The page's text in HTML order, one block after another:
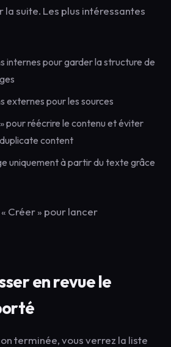
suite. Les plus intéressantes
internes pour garder la structure de
externes pour les sources
pour réécrire le contenu et éviter
content
uniquement à partir du texte grâce
Créer » pour lancer
en revue le
terminée, vous verrez la liste